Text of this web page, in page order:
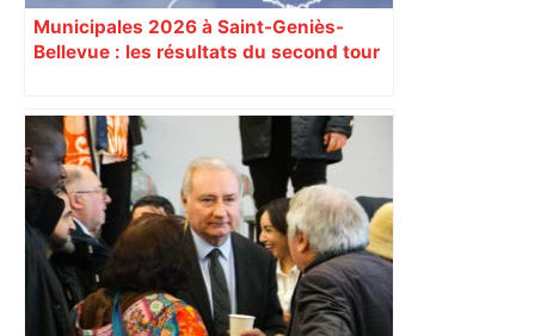
Municipales 2026 à Saint-Geniès-
Bellevue : les résultats du second tour